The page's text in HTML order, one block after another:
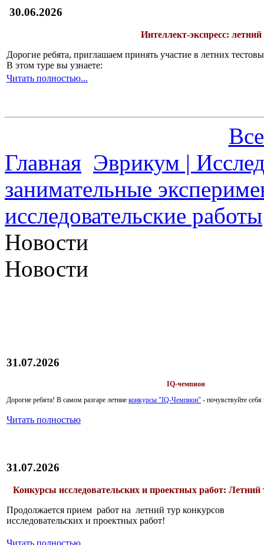
30.06.2026
Интеллект-экспресс: летний
Дорогие ребята, приглашаем принять участие в летних
В этом туре вы узнаете:
Читать полностью...
Главная Эврикум |
занимательные
исследовательские работы
Новости
Новости
31.07.2026
IQ-чемпион
Дорогие ребята! В самом разгаре летние конкурсы "IQ-Чемпион" - почувствуйте
Читать полностью
31.07.2026
Конкурсы исследовательских и проектных работ: Летний
Продолжается прием работ на летний тур конкурсов
исследовательских и проектных работ!
Читать полностью